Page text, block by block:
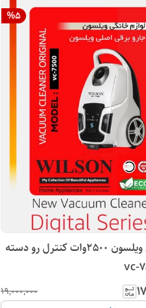
%5
جاروبرقی ویلسون ٢۵٠٠وات کنترل رو دسته
۱۹٬۰۰۰٬۰۰۰